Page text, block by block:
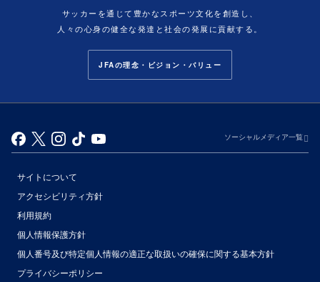
サッカーを通じて豊かなスポーツ文化を創造し、
人々の心身の健全な発達と社会の発展に貢献する。
JFAの理念・ビジョン・バリュー
ソーシャルメディア一覧
サイトについて
アクセシビリティ方針
利用規約
個人情報保護方針
個人番号及び特定個人情報の適正な取扱いの確保に関する基本方針
プライバシーポリシー